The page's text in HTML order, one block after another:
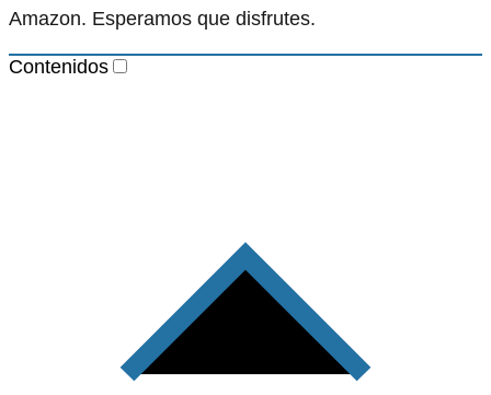
Amazon. Esperamos que disfrutes.
Contenidos